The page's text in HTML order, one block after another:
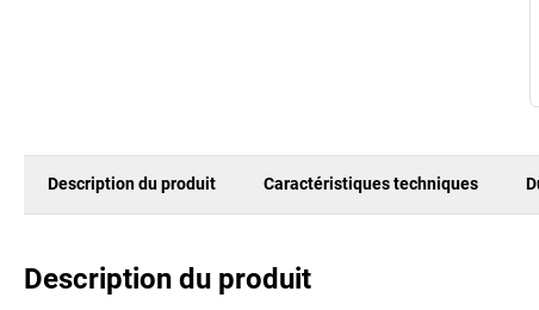
Description du produit Caractéristiques techniques
Description du produit